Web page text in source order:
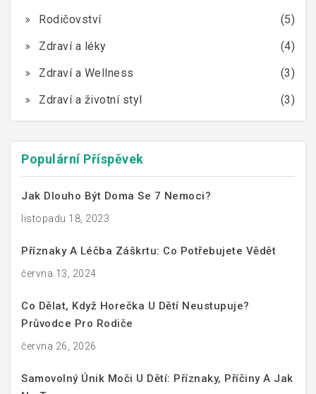
Rodičovství
(5)
Zdraví a léky
(4)
Zdraví a Wellness
(3)
Zdraví a životní styl
(3)
Populární Příspěvek
Jak Dlouho Být Doma Se 7 Nemoci?
listopadu 18, 2023
Příznaky A Léčba Záškrtu: Co Potřebujete Vědět
června 13, 2024
Co Dělat, Když Horečka U Dětí Neustupuje?
Průvodce Pro Rodiče
června 26, 2026
Samovolný Únik Moči U Dětí: Příznaky, Příčiny A Jak